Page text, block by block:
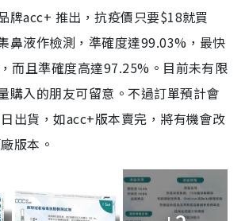
牌acc+ 推出，抗疫價只要$18就買
鼻液作檢測，準確度達99.03%，最快
而且準確度高達97.25%。目前未有限
購入的朋友可留意。不過訂單預計會
出貨，如acc+版本賣完，將有機會改
版本。